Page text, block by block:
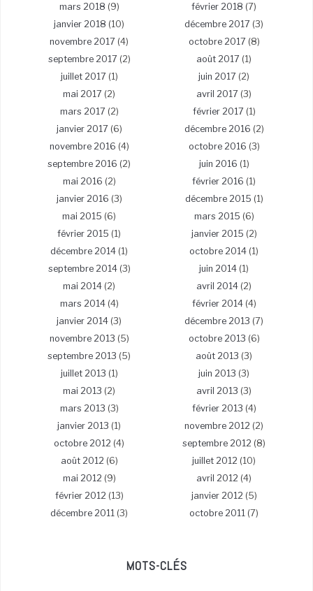
mars 2018 (9) février 2018 (7)
janvier 2018 (10) décembre 2017 (3)
novembre 2017 (4) octobre 2017 (8)
septembre 2017 (2) août 2017 (1)
juillet 2017 (1) juin 2017 (2)
mai 2017 (2) avril 2017 (3)
mars 2017 (2) février 2017 (1)
janvier 2017 (6) décembre 2016 (2)
novembre 2016 (4) octobre 2016 (3)
septembre 2016 (2) juin 2016 (1)
mai 2016 (2) février 2016 (1)
janvier 2016 (3) décembre 2015 (1)
mai 2015 (6) mars 2015 (6)
février 2015 (1) janvier 2015 (2)
décembre 2014 (1) octobre 2014 (1)
septembre 2014(3) juin 2014 (1)
mai 2014 (2) avril 2014 (2)
mars 2014(4) février 2014(4)
janvier 2014 (3) décembre 2013 (7)
novembre 2013 (5) octobre 2013 (6)
septembre 2013 (5) août 2013 (3)
juillet 2013 (1) juin 2013 (3)
mai 2013 (2) avril 2013 (3)
mars 2013 (3) février 2013 (4)
janvier 2013 (1) novembre 2012 (2)
octobre 2012 (4) septembre 2012 (8)
août 2012 (6) juillet 2012 (10)
mai 2012 (9) avril 2012 (4)
février 2012 (13) janvier 2012 (5)
décembre 2011 (3) octobre 2011 (7)
MOTS-CLÉS